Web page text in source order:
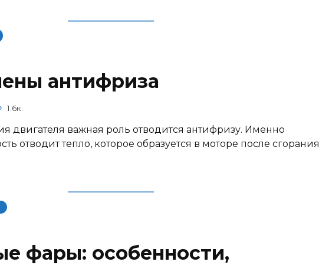
антифриза
1.6к.
двигателя важная роль отводится антифризу. Именно
отводит тепло, которое образуется в моторе после сгорания
фары: особенности,